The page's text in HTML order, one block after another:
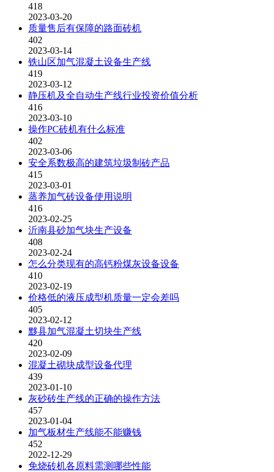
418
2023-03-20
质量售后有保障的路面砖机
402
2023-03-14
铁山区加气混凝土设备生产线
419
2023-03-12
静压机及全自动生产线行业投资价值分析
416
2023-03-10
操作PC砖机有什么标准
402
2023-03-06
安全系数极高的建筑垃圾制砖产品
415
2023-03-01
蒸养加气砖设备使用说明
416
2023-02-25
沂南县砂加气块生产设备
408
2023-02-24
怎么分类现有的高钙粉煤灰设备设备
410
2023-02-19
价格低的液压成型机质量一定会差吗
405
2023-02-12
黟县加气混凝土切块生产线
420
2023-02-09
混凝土砌块成型设备代理
439
2023-01-10
灰砂砖生产线的正确的操作方法
457
2023-01-04
加气板材生产线能不能赚钱
452
2022-12-29
免烧砖机各原料需测哪些性能